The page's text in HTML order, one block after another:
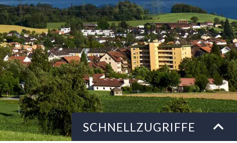
Schnellzugriffe
SCHNELLZUGRIFFE